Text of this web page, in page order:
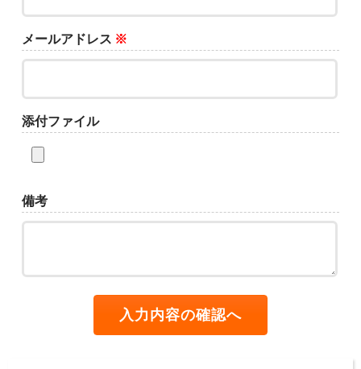
メールアドレス ※
添付ファイル
備考